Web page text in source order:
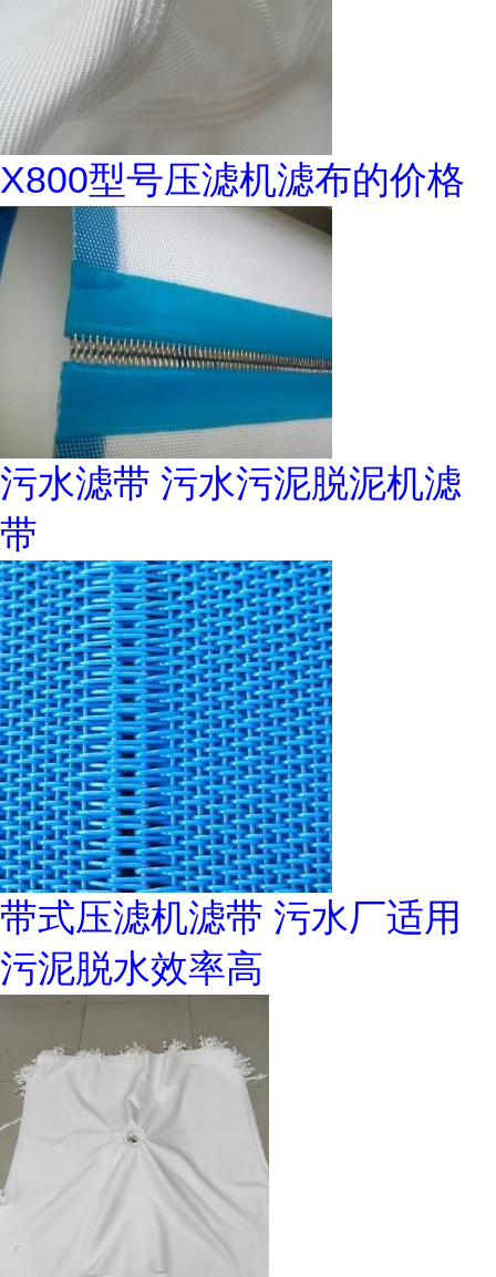
X800型号压滤机滤布的价格
污水滤带 污水污泥脱泥机滤
带
带式压滤机滤带 污水厂适用
污泥脱水效率高